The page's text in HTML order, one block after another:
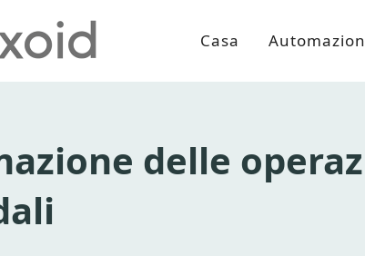
Casa
delle